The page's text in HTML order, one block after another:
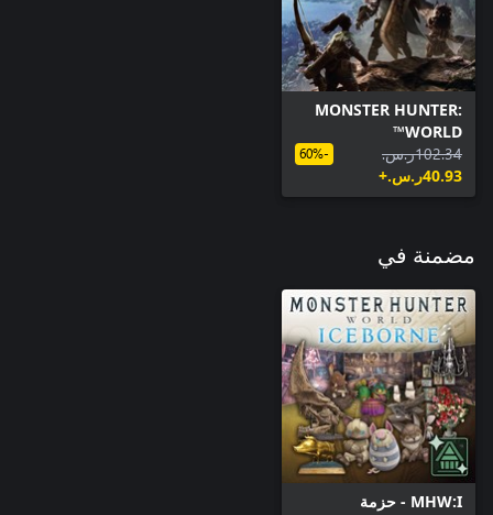
MONSTER HUNTER:
WORLD™
‪ر.س.‏‎102.34‬
‪ر.س.‏‎40.93‬+
-60%
مضمنة في
MHW:I - حزمة